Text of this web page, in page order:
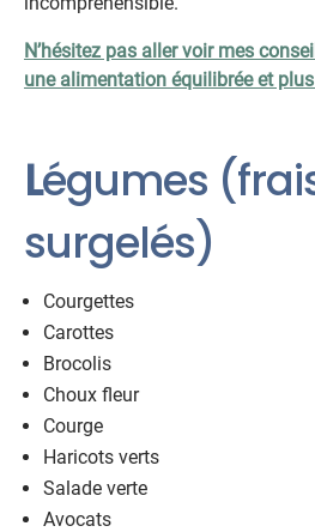
N’hésitez pas aller voir mes
une alimentation équilibrée et
Légumes
surgelés)
Courgettes
Carottes
Brocolis
Choux fleur
Courge
Haricots verts
Salade verte
Avocats